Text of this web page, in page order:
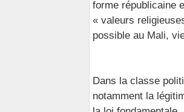
forme républicaine
« valeurs
possible au Mali,
Dans la classe
notamment la